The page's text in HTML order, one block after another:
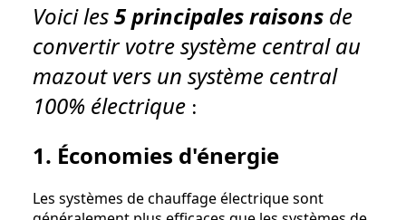
Voici les5 principales raisons de
convertir votre système central au
mazout vers un système central
100% électrique :
1. Économies d'énergie
Les systèmes de chauffage électrique sont